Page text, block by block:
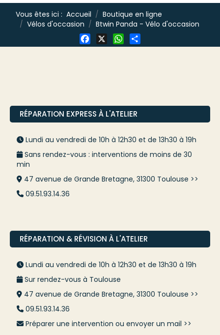
Vous êtes ici : Accueil
Boutique en ligne
Vélos d'occasion
Btwin Panda - Vélo d'occasion
Facebook
X WhatsApp
Share
RÉPARATION EXPRESS À L'ATELIER
Lundi au vendredi de 10h à 12h30 et de 13h30 à 19h
Sans rendez-vous : interventions de moins de 30
min
47 avenue de Grande Bretagne, 31300 Toulouse >>
09.51.93.14.36
RÉPARATION & RÉVISION À L'ATELIER
Lundi au vendredi de 10h à 12h30 et de 13h30 à 19h
Sur rendez-vous à Toulouse
47 avenue de Grande Bretagne, 31300 Toulouse >>
09.51.93.14.36
Préparer une intervention ou envoyer un mail >>